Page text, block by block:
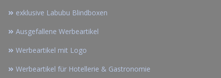
exklusive Labubu Blindboxen
Ausgefallene Werbeartikel
Werbeartikel mit Logo
Werbeartikel für Hotellerie & Gastronomie